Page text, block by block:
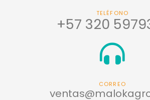
TELÉFONO
+57 320
CORREO